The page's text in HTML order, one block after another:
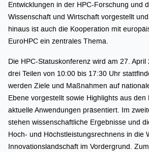
Entwicklungen in der HPC-Forschung und
Wissenschaft und Wirtschaft vorgestellt
hinaus ist auch die Kooperation mit
EuroHPC ein zentrales Thema.
Die HPC-Statuskonferenz wird am 27. April
drei Teilen von 10:00 bis 17:30 Uhr
werden Ziele und Maßnahmen auf
Ebene vorgestellt sowie Highlights aus den
aktuelle Anwendungen präsentiert. Im
stehen wissenschaftliche Ergebnisse und
Hoch- und Höchstleistungsrechnens in die
Innovationslandschaft im Vordergrund.